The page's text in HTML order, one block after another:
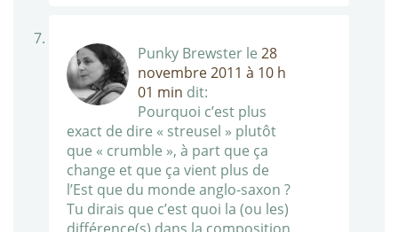
Punky Brewster le 28
novembre 2011 à 10 h
01 min dit:
Pourquoi c’est plus
exact de dire « streusel » plutôt
que « crumble », à part que ça
change et que ça vient plus de
l’Est que du monde anglo-saxon ?
Tu dirais que c’est quoi la (ou les)